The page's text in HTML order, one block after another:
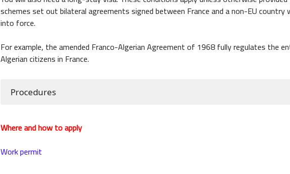
schemes set out bilateral agreements signed between France and a non-EU country
into force.
For example, the amended Franco-Algerian Agreement of 1968 fully regulates the
Algerian citizens in France.
Procedures
Where and how to apply
Work permit